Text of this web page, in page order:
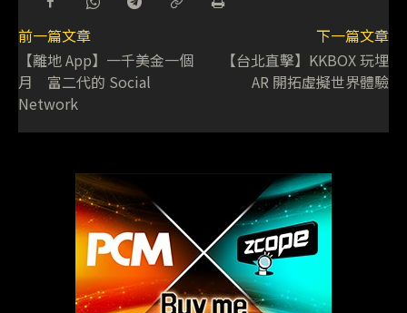
前一篇文章
【離地 App】一千美金一個
月 富二代的 Social
Network
下一篇文章
【台北直擊】KKBOX 玩埋
AR 開拓虛擬世界體驗